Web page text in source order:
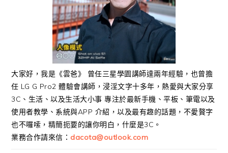
大家好，我是《雲爸》 曾任三星學園講師達兩年經驗，也曾擔
任 LG G Pro2 體驗會講師，浸淫文字十多年，熱愛與大家分享
3C、生活、以及生活大小事 專注於最新手機、平板、筆電以及
使用者教學、系統與APP 介紹，以及最有趣的話題，不愛贅字
也不囉嗦，精簡扼要的讓你明白，什麼是3C。
業務合作請來信： dacota@outlook.com